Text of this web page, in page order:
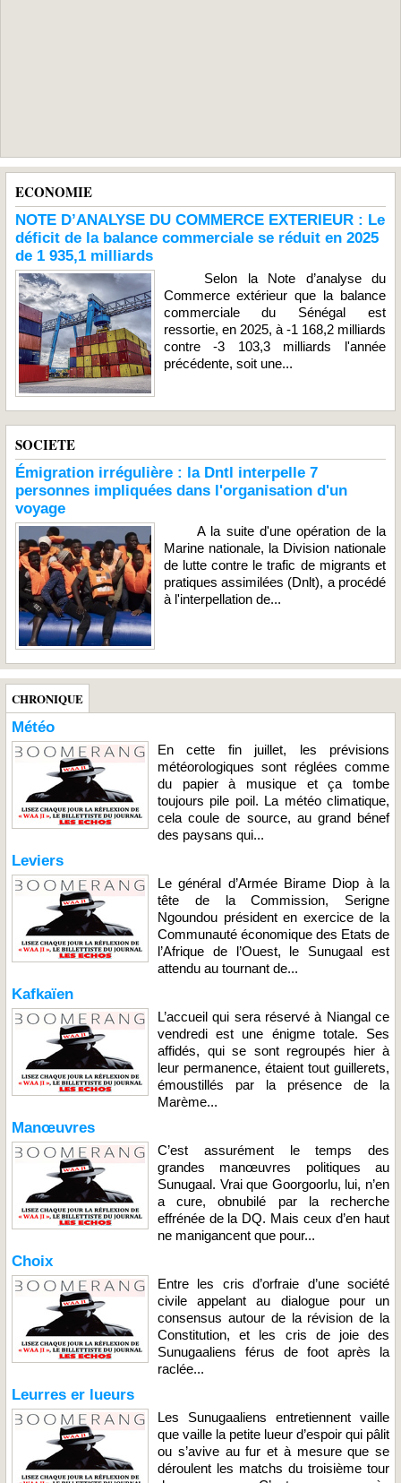
ECONOMIE
NOTE D’ANALYSE DU COMMERCE EXTERIEUR : Le
déficit de la balance commerciale se réduit en 2025
de 1 935,1 milliards
Selon la Note d’analyse du
Commerce extérieur que la balance
commerciale du Sénégal est
ressortie, en 2025, à -1 168,2 milliards
contre -3 103,3 milliards l'année
précédente, soit une...
SOCIETE
Émigration irrégulière : la Dntl interpelle 7
personnes impliquées dans l'organisation d'un
voyage
A la suite d'une opération de la
Marine nationale, la Division nationale
de lutte contre le trafic de migrants et
pratiques assimilées (Dnlt), a procédé
à l'interpellation de...
CHRONIQUE
Météo
En cette fin juillet, les prévisions
météorologiques sont réglées comme
du papier à musique et ça tombe
toujours pile poil. La météo climatique,
cela coule de source, au grand bénef
des paysans qui...
Leviers
Le général d’Armée Birame Diop à la
tête de la Commission, Serigne
Ngoundou président en exercice de la
Communauté économique des Etats de
l’Afrique de l’Ouest, le Sunugaal est
attendu au tournant de...
Kafkaïen
L’accueil qui sera réservé à Niangal ce
vendredi est une énigme totale. Ses
affidés, qui se sont regroupés hier à
leur permanence, étaient tout guillerets,
émoustillés par la présence de la
Marème...
Manœuvres
C’est assurément le temps des
grandes manœuvres politiques au
Sunugaal. Vrai que Goorgoorlu, lui, n’en
a cure, obnubilé par la recherche
effrénée de la DQ. Mais ceux d’en haut
ne manigancent que pour...
Choix
Entre les cris d’orfraie d’une société
civile appelant au dialogue pour un
consensus autour de la révision de la
Constitution, et les cris de joie des
Sunugaaliens férus de foot après la
raclée...
Leurres er lueurs
Les Sunugaaliens entretiennent vaille
que vaille la petite lueur d’espoir qui pâlit
ou s’avive au fur et à mesure que se
déroulent les matchs du troisième tour